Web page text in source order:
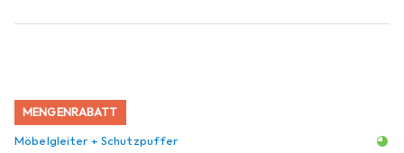
MENGENRABATT
Möbelgleiter + Schutzpuffer